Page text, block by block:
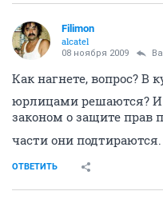
Filimon
alcatel
08 ноября 2009
Как нагнете, вопрос? В
юрлицами решаются? И
законом о защите прав
части они подтираются.
ОТВЕТИТЬ